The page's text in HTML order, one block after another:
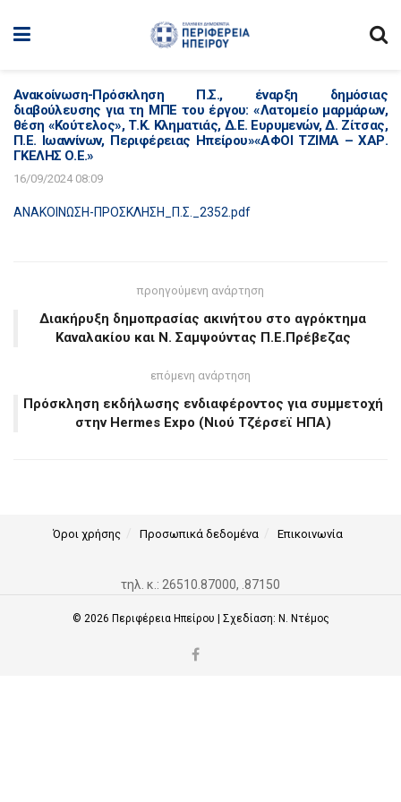
Ανακοίνωση-Πρόσκληση Π.Σ., έναρξη δημόσιας
διαβούλευσης για τη ΜΠΕ του έργου: «Λατομείο μαρμάρων,
θέση «Κούτελος», Τ.Κ. Κληματιάς, Δ.Ε. Ευρυμενών, Δ. Ζίτσας,
Π.Ε. Ιωαννίνων, Περιφέρειας Ηπείρου»«ΑΦΟΙ ΤΖΙΜΑ – ΧΑΡ.
ΓΚΕΛΗΣ Ο.Ε.»
16/09/2024 08:09
ΑΝΑΚΟΙΝΩΣΗ-ΠΡΟΣΚΛΗΣΗ_Π.Σ._2352.pdf
προηγούμενη ανάρτηση
Διακήρυξη δημοπρασίας ακινήτου στο αγρόκτημα
Καναλακίου και Ν. Σαμψούντας Π.Ε.Πρέβεζας
επόμενη ανάρτηση
Πρόσκληση εκδήλωσης ενδιαφέροντος για συμμετοχή
στην Hermes Expo (Nιού Τζέρσεϊ ΗΠΑ)
Όροι χρήσης Προσωπικά δεδομένα Επικοινωνία
τηλ. κ.: 26510.87000, .87150
© 2026 Περιφέρεια Ηπείρου | Σχεδίαση: Ν. Ντέμος